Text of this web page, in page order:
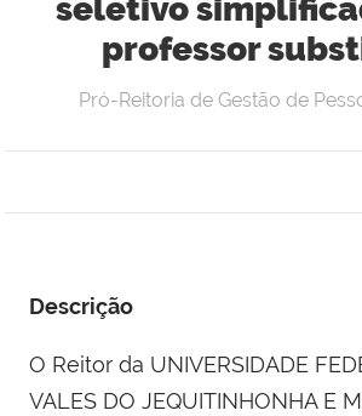
seletivo
professor
Pró-Reitoria de Gestão de
Descrição
O Reitor da UNIVERSIDADE
VALES DO JEQUITINHONHA E